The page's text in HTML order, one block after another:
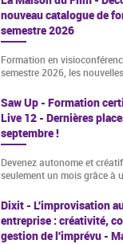
nouveau catalogue de
semestre 2026
Formation en
semestre 2026, les
Saw Up - Formation
Live 12 - Dernières
septembre !
Devenez autonome et
seulement un mois grâce à
Dixit - L'improvisation
entreprise : créativité,
gestion de l'imprévu -